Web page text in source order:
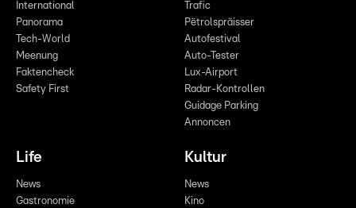
International
Panorama
Tech-World
Meenung
Faktencheck
Safety First
Trafic
Pëtrolspräisser
Autofestival
Auto-Tester
Lux-Airport
Radar-Kontrollen
Guidage Parking
Annoncen
Life
News
Gastronomie
Kultur
News
Kino